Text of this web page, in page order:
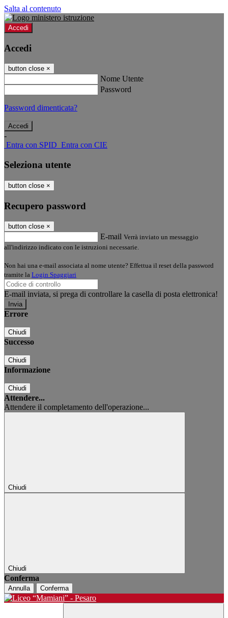
Salta al contenuto
Accedi
Accedi
button close ×
Nome Utente
Password
Password dimenticata?
-
Entra con SPID Entra con CIE
Seleziona utente
button close ×
Recupero password
button close ×
E-mail Verrà inviato un messaggio
all'indirizzo indicato con le istruzioni necessarie.
Non hai una e-mail associata al nome utente? Effettua il reset della password
tramite la Login Spaggiari
E-mail inviata, si prega di controllare la casella di posta elettronica!
Errore
Chiudi
Successo
Chiudi
Informazione
Chiudi
Attendere...
Attendere il completamento dell'operazione...
Chiudi
Chiudi
Conferma
Annulla Conferma